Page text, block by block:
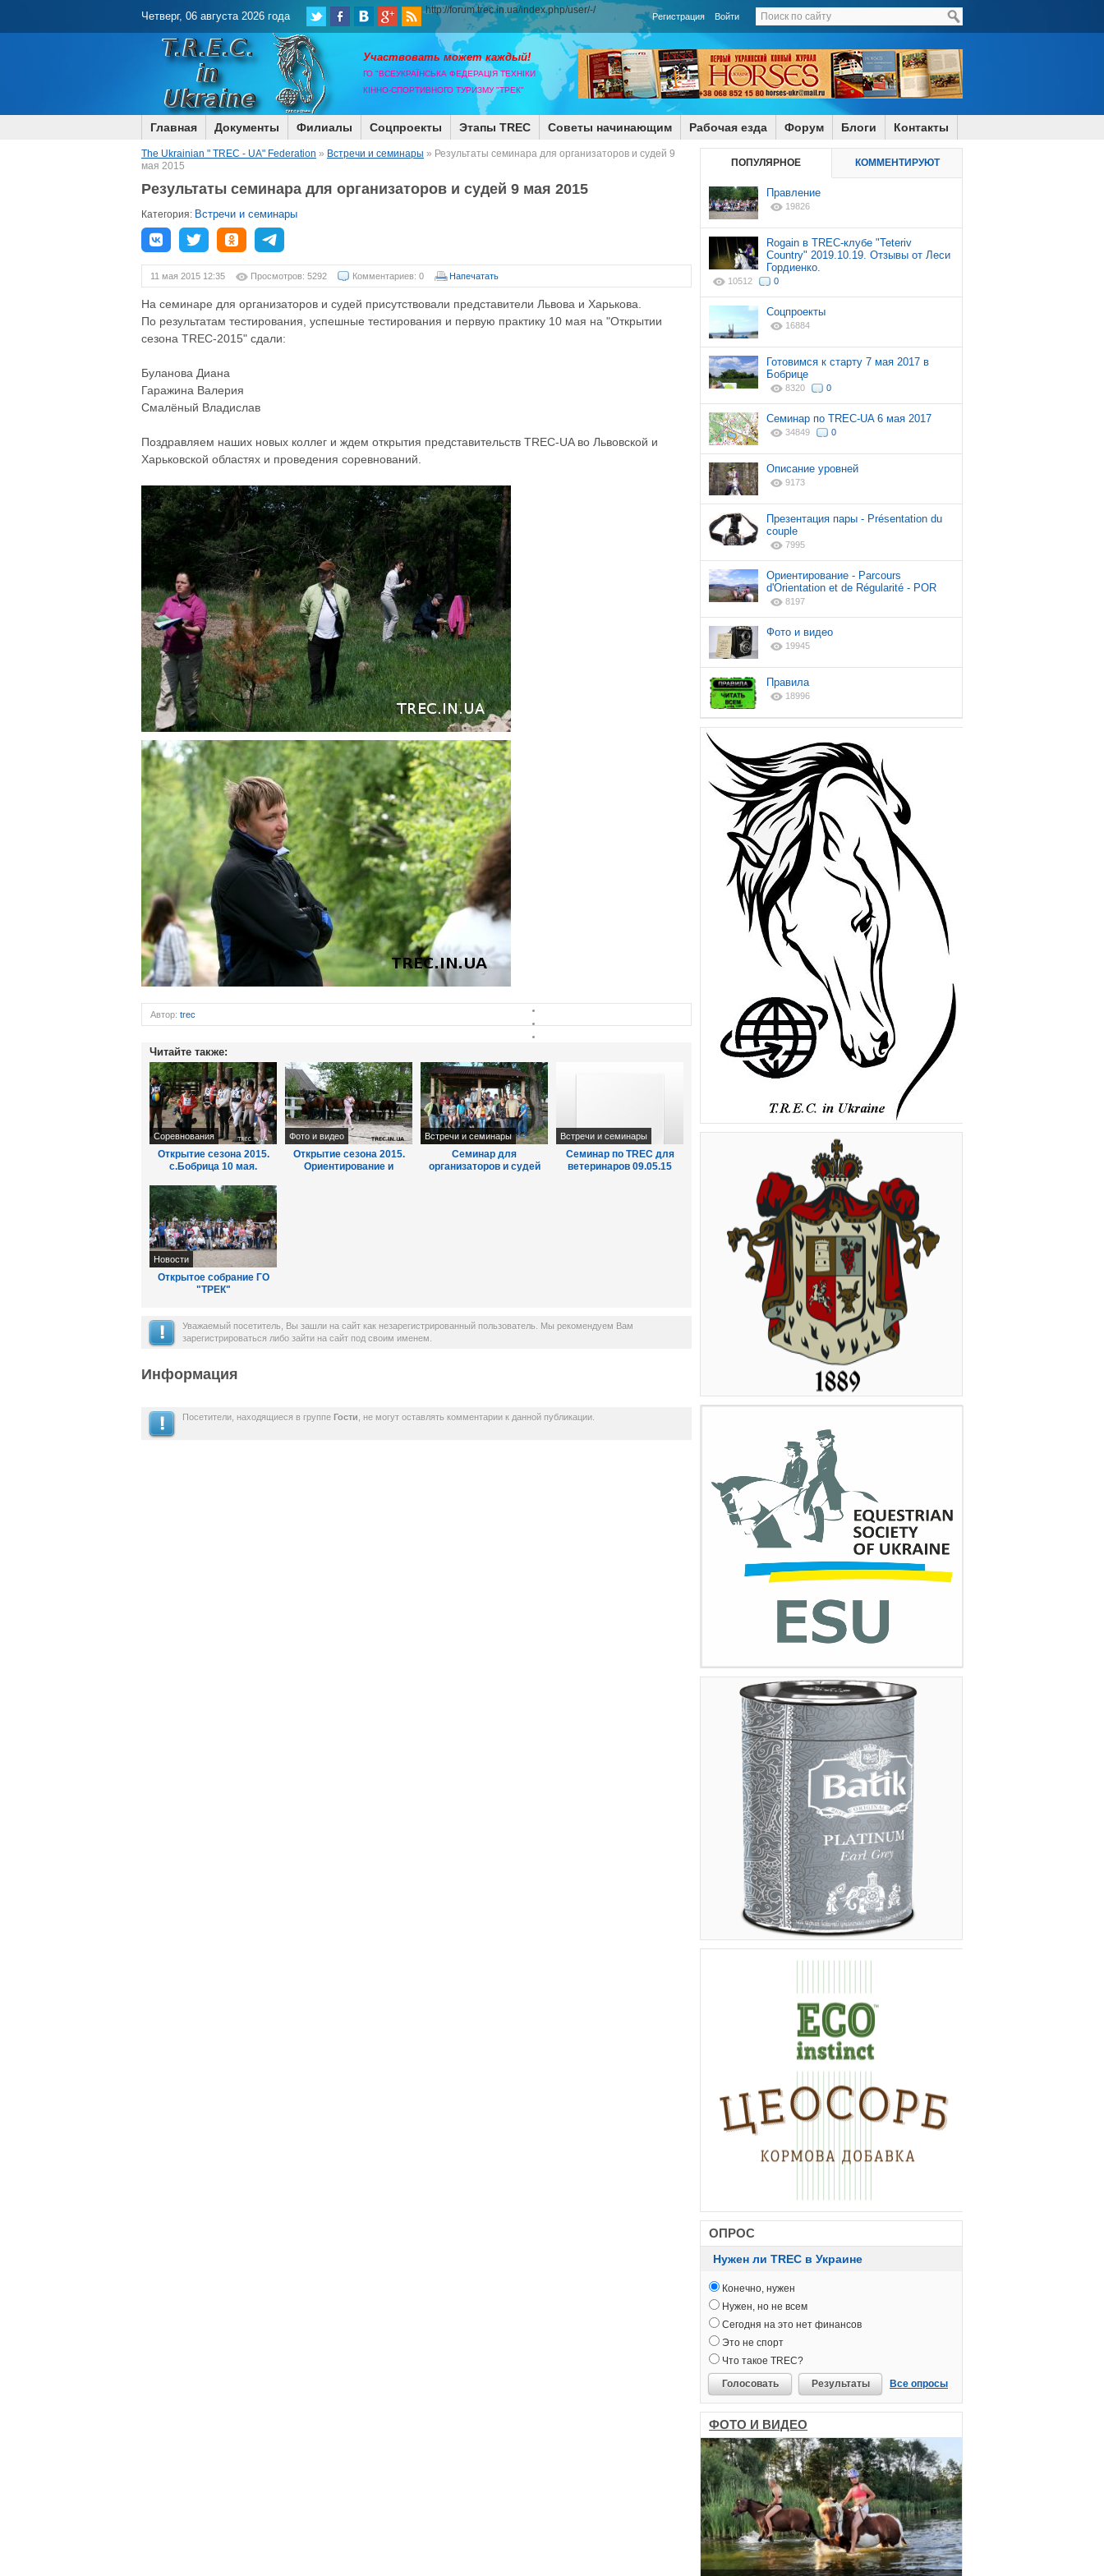
Четверг, 06 августа 2026 года Регистрация Войти
http://forum.trec.in.ua/index.php/user/-/
Участвовать может каждый!
ГО "ВСЕУКРАЇНСЬКА ФЕДЕРАЦІЯ ТЕХНІКИ
КІННО-СПОРТИВНОГО ТУРИЗМУ "ТРЕК"
Главная Документы Филиалы Соцпроекты Этапы TREC Советы начинающим Рабочая езда Форум Блоги Контакты
ПОПУЛЯРНОЕ КОММЕНТИРУЮТ
Правление
19826
Rogain в TREC-клубе "Teteriv
Country" 2019.10.19. Отзывы от Леси
Гордиенко.
10512 0
Соцпроекты
16884
Готовимся к старту 7 мая 2017 в
Бобрице
8320 0
Cеминар по TREC-UA 6 мая 2017
34849 0
Описание уровней
9173
Презентация пары - Présentation du
couple
7995
Ориентирование - Parcours
d'Orientation et de Régularité - POR
8197
Фото и видео
19945
Правила
18996
ОПРОС
Нужен ли TREC в Украине
Конечно, нужен
Нужен, но не всем
Сегодня на это нет финансов
Это не спорт
Что такое TREC?
Голосовать
Результаты Все опросы
ФОТО И ВИДЕО
The Ukrainian " TREC - UA" Federation » Встречи и семинары » Результаты семинара для организаторов и судей 9
мая 2015
Результаты семинара для организаторов и судей 9 мая 2015
Категория: Встречи и семинары
11 мая 2015 12:35 Просмотров: 5292 Комментариев: 0 Напечатать
На семинаре для организаторов и судей присутствовали представители Львова и Харькова.
По результатам тестирования, успешные тестирования и первую практику 10 мая на "Открытии
сезона TREC-2015" сдали:
Буланова Диана
Гаражина Валерия
Смалёный Владислав
Поздравляем наших новых коллег и ждем открытия представительств TREC-UA во Львовской и
Харьковской областях и проведения соревнований.
Автор: trec
Читайте также:
Открытие сезона 2015.
с.Бобрица 10 мая.
Соревнования
Открытие сезона 2015.
Ориентирование и
Фото и видео
Семинар для
организаторов и судей
Встречи и семинары
Семинар по TREC для
ветеринаров 09.05.15
Встречи и семинары
Открытое собрание ГО
"ТРЕК"
Новости
Уважаемый посетитель, Вы зашли на сайт как незарегистрированный пользователь. Мы рекомендуем Вам
зарегистрироваться либо зайти на сайт под своим именем.
Информация
Посетители, находящиеся в группе Гости , не могут оставлять комментарии к данной публикации.